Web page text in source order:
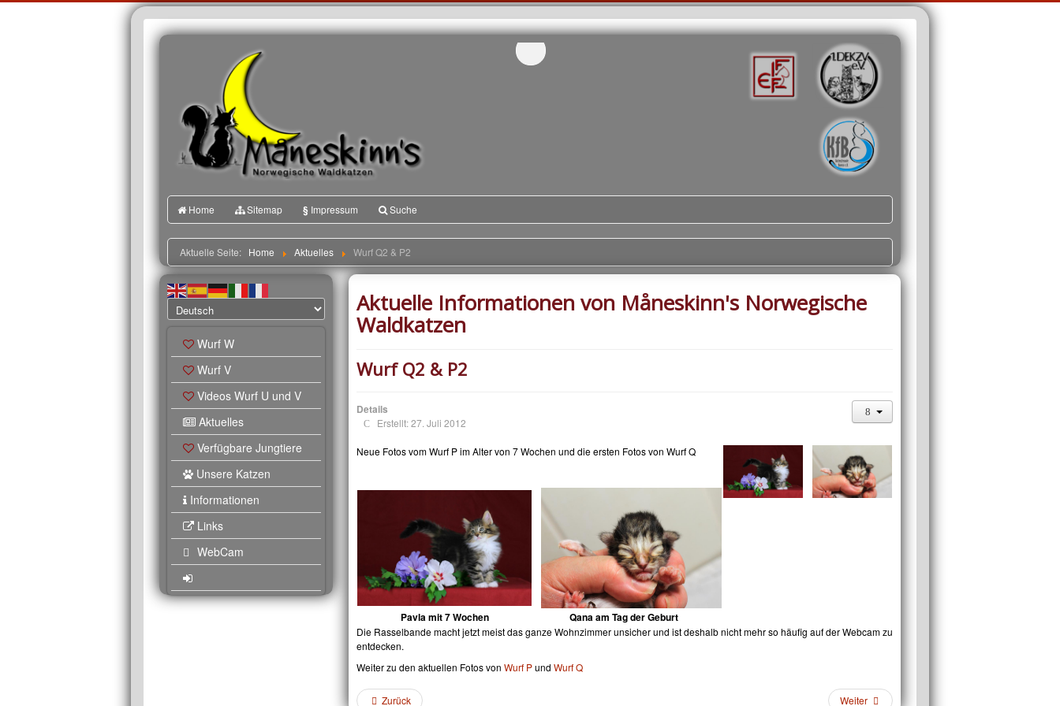
Home Sitemap § Impressum Suche
Aktuelle Seite: Home Aktuelles Wurf Q2 & P2
Wurf W
Wurf V
Videos Wurf U und V
Aktuelles
Verfügbare Jungtiere
Unsere Katzen
Informationen
Links
WebCam
Aktuelle Informationen von Måneskinn's Norwegische
Waldkatzen
Wurf Q2 & P2
Details
Erstellt: 27. Juli 2012
Neue Fotos vom Wurf P im Alter von 7 Wochen und die ersten Fotos von Wurf Q
Pavla mit 7 Wochen Qana am Tag der Geburt
Die Rasselbande macht jetzt meist das ganze Wohnzimmer unsicher und ist deshalb nicht mehr so häufig auf der Webcam zu
entdecken.
Weiter zu den aktuellen Fotos von Wurf Pund Wurf Q
Zurück Weiter